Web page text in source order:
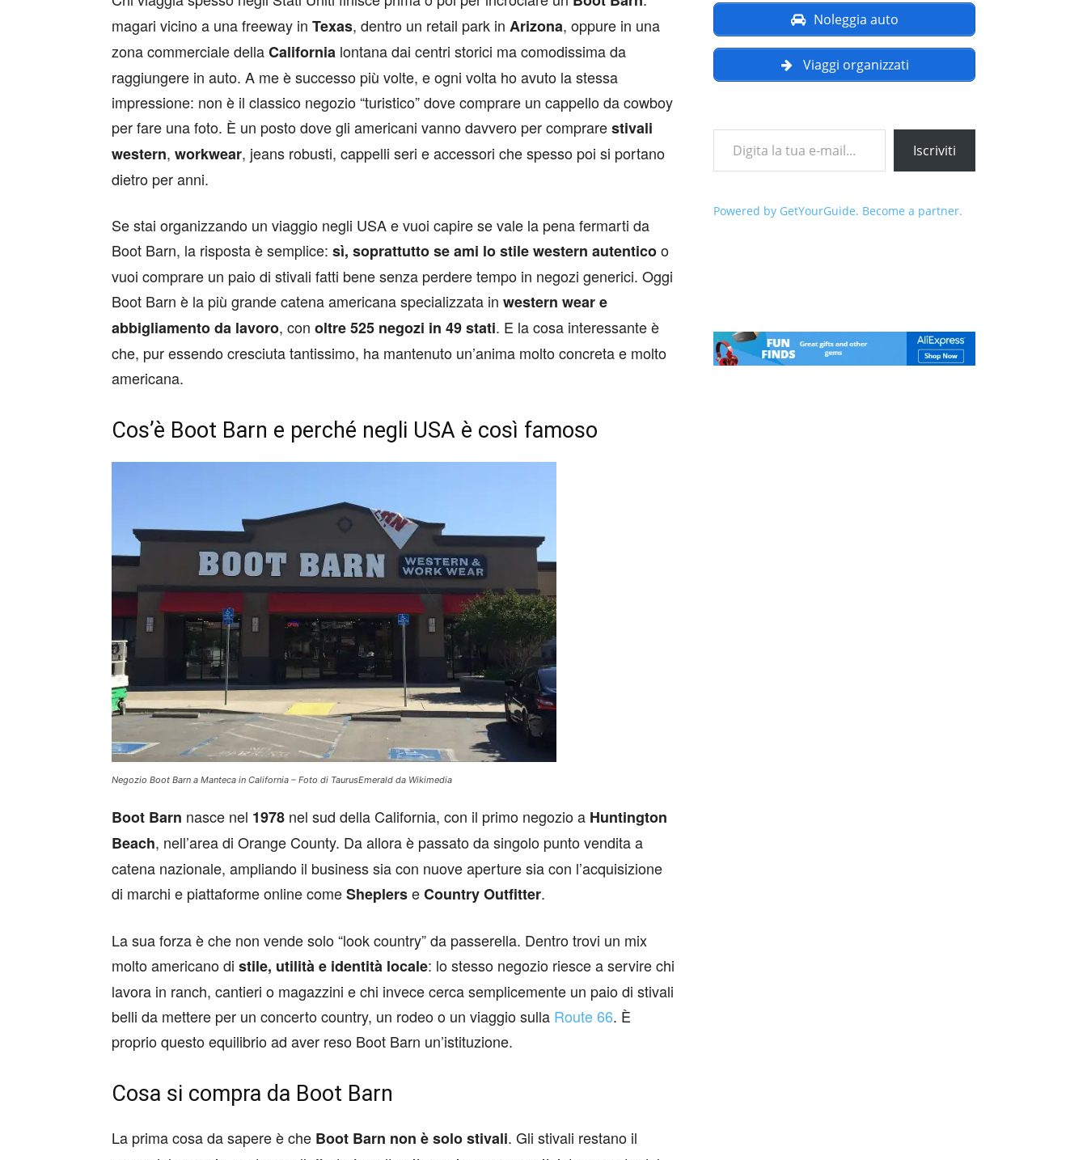
.EU
magari vicino a una freeway in Texas, dentro un retail park in Arizona, oppure in una
zona commerciale dellaCalifornia lontana dai centri storici ma comodissima da
raggiungere in auto. A me è successo più volte, e ogni volta ho avuto la stessa
impressione: non è il classico negozio “turistico” dove comprare un cappello da cowboy
per fare una foto. È un posto dove gli americani vanno davvero per comprarestivali
western, workwear, jeans robusti, cappelli seri e accessori che spesso poi si portano
dietro per anni.
Se stai organizzando un viaggio negli USA e vuoi capire se vale la pena fermarti da
Boot Barn, la risposta è semplice: sì, soprattutto se ami lo stile western autenticoo
vuoi comprare un paio di stivali fatti bene senza perdere tempo in negozi generici. Oggi
Boot Barn è la più grande catena americana specializzata in western wear e
abbigliamento da lavoro, con oltre 525 negozi in 49 stati. E la cosa interessante è
che, pur essendo cresciuta tantissimo, ha mantenuto un’anima molto concreta e molto
americana.
Cos’è Boot Barn e perché negli USA è così famoso
Negozio Boot Barn a Manteca in California – Foto di TaurusEmerald da Wikimedia
Boot Barn nasce nel 1978 nel sud della California, con il primo negozio a Huntington
Beach, nell’area di Orange County. Da allora è passato da singolo punto vendita a
catena nazionale, ampliando il business sia con nuove aperture sia con l’acquisizione
di marchi e piattaforme online comeSheplerseCountry Outfitter.
La sua forza è che non vende solo “look country” da passerella. Dentro trovi un mix
molto americano di stile, utilità e identità locale: lo stesso negozio riesce a servire chi
lavora in ranch, cantieri o magazzini e chi invece cerca semplicemente un paio di stivali
belli da mettere per un concerto country, un rodeo o un viaggio sulla Route 66. È
proprio questo equilibrio ad aver reso Boot Barn un’istituzione.
Cosa si compra da Boot Barn
La prima cosa da sapere è che Boot Barn non è solo stivali. Gli stivali restano il
Noleggia auto
Viaggi organizzati
Digita la tua e-mail...
Iscriviti
Powered by GetYourGuide. Become a partner.